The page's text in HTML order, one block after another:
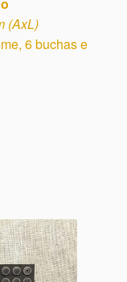
(AxL)
6 buchas e